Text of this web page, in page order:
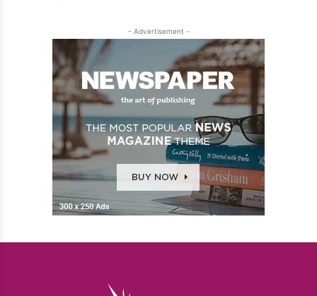
- Advertisement -